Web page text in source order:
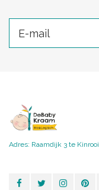
Adres: Raamdijk 3 te Kinrooi